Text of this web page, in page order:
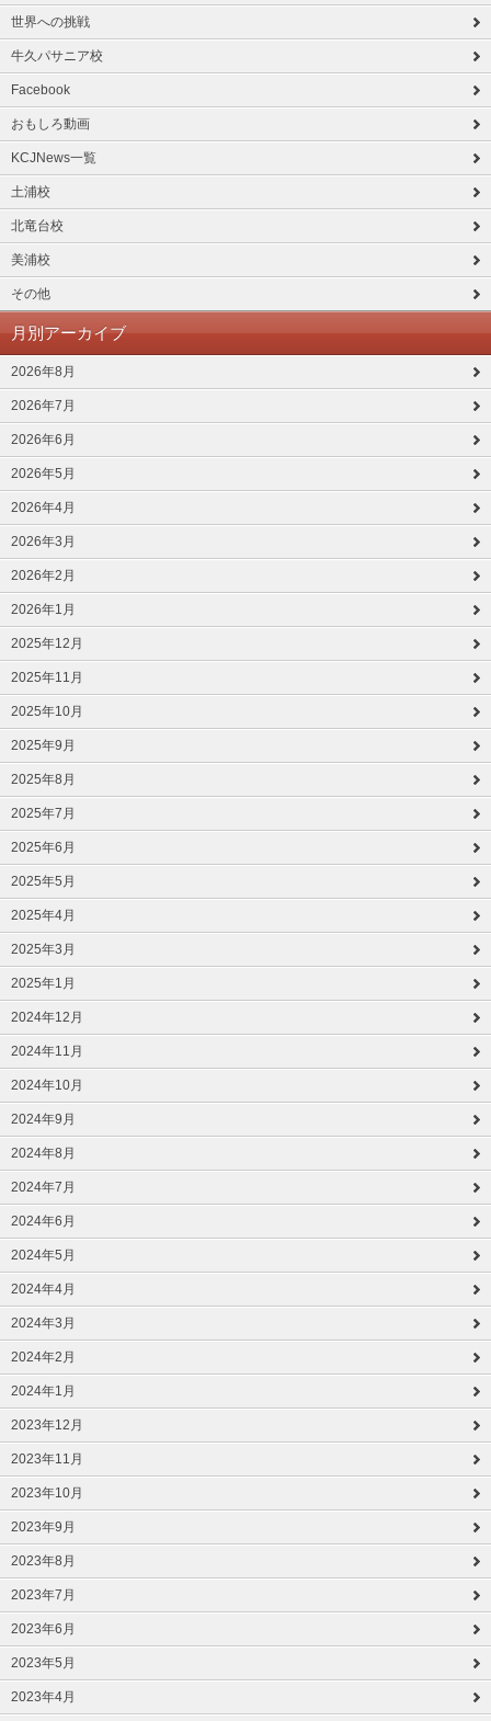
世界への挑戦
牛久パサニア校
Facebook
おもしろ動画
KCJNews一覧
土浦校
北竜台校
美浦校
その他
月別アーカイブ
2026年8月
2026年7月
2026年6月
2026年5月
2026年4月
2026年3月
2026年2月
2026年1月
2025年12月
2025年11月
2025年10月
2025年9月
2025年8月
2025年7月
2025年6月
2025年5月
2025年4月
2025年3月
2025年1月
2024年12月
2024年11月
2024年10月
2024年9月
2024年8月
2024年7月
2024年6月
2024年5月
2024年4月
2024年3月
2024年2月
2024年1月
2023年12月
2023年11月
2023年10月
2023年9月
2023年8月
2023年7月
2023年6月
2023年5月
2023年4月